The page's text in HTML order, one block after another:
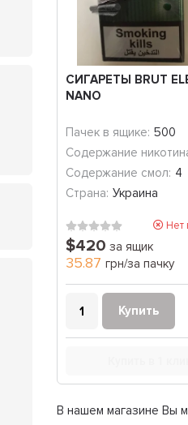
СИГАРЕТЫ BRUT
NANO
Пачек в ящике: 500
Содержание
Содержание смол: 4
Страна: Украина
Нет
$420 за ящик
35.87 грн/за пачку
Купить
В нашем магазине Вы